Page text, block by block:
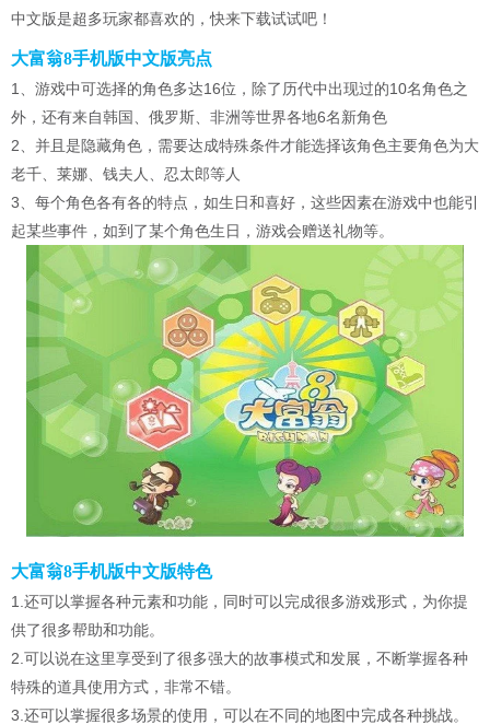
中文版是超多玩家都喜欢的，快来下载试试吧！
大富翁8手机版中文版亮点
1、游戏中可选择的角色多达16位，除了历代中出现过的10名角色之
外，还有来自韩国、俄罗斯、非洲等世界各地6名新角色
2、并且是隐藏角色，需要达成特殊条件才能选择该角色主要角色为大
老千、莱娜、钱夫人、忍太郎等人
3、每个角色各有各的特点，如生日和喜好，这些因素在游戏中也能引
起某些事件，如到了某个角色生日，游戏会赠送礼物等。
大富翁8手机版中文版特色
1.还可以掌握各种元素和功能，同时可以完成很多游戏形式，为你提
供了很多帮助和功能。
2.可以说在这里享受到了很多强大的故事模式和发展，不断掌握各种
特殊的道具使用方式，非常不错。
3.还可以掌握很多场景的使用，可以在不同的地图中完成各种挑战。